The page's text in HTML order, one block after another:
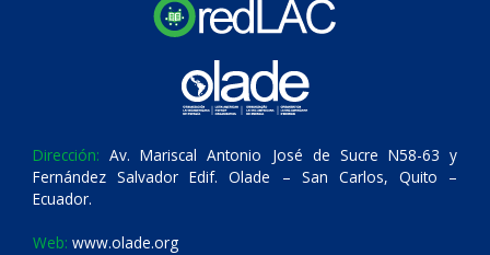
Dirección: Av. Mariscal Antonio José de Sucre N58-63 y
Fernández Salvador Edif. Olade – San Carlos, Quito –
Ecuador.
Web: www.olade.org